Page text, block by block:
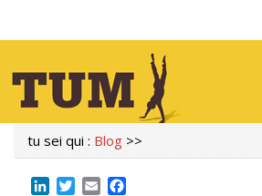
tu sei qui : Blog >>
LinkedIn
Twitter
Email